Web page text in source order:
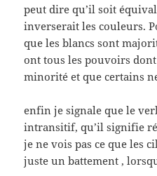
peut dire qu’il soit
inverserait les couleurs.
que les blancs sont
ont tous les pouvoirs
minorité et que certains
enfin je signale que le
intransitif, qu’il signifie
je ne vois pas ce que les
juste un battement ,